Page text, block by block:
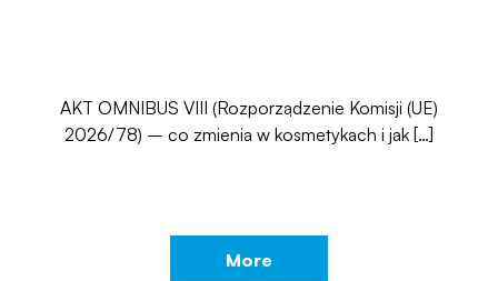
AKT OMNIBUS VIII (Rozporządzenie Komisji (UE)
2026/78) – co zmienia w kosmetykach i jak […]
More